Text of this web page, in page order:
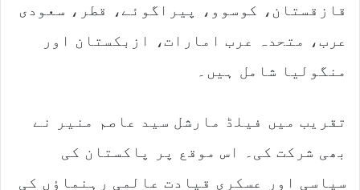
قازقستان، کوسوو، پیراگوئے، قطر، سعودی
عرب، متحدہ عرب امارات، ازبکستان اور
منگولیا شامل ہیں۔
تقریب میں فیلڈ مارشل سید عاصم منیر نے
بھی شرکت کی۔ اس موقع پر پاکستان کی
سیاسی اور عسکری قیادت عالمی رہنماؤں کی